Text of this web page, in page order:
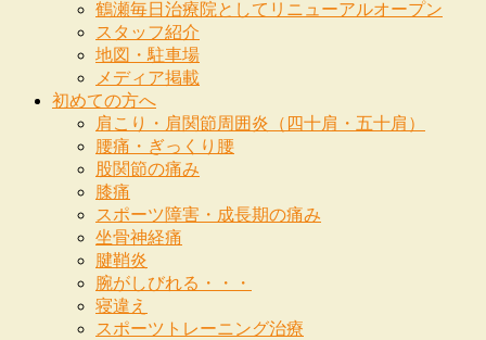
鶴瀬毎日治療院としてリニューアルオープン
スタッフ紹介
地図・駐車場
メディア掲載
初めての方へ
肩こり・肩関節周囲炎（四十肩・五十肩）
腰痛・ぎっくり腰
股関節の痛み
膝痛
スポーツ障害・成長期の痛み
坐骨神経痛
腱鞘炎
腕がしびれる・・・
寝違え
スポーツトレーニング治療